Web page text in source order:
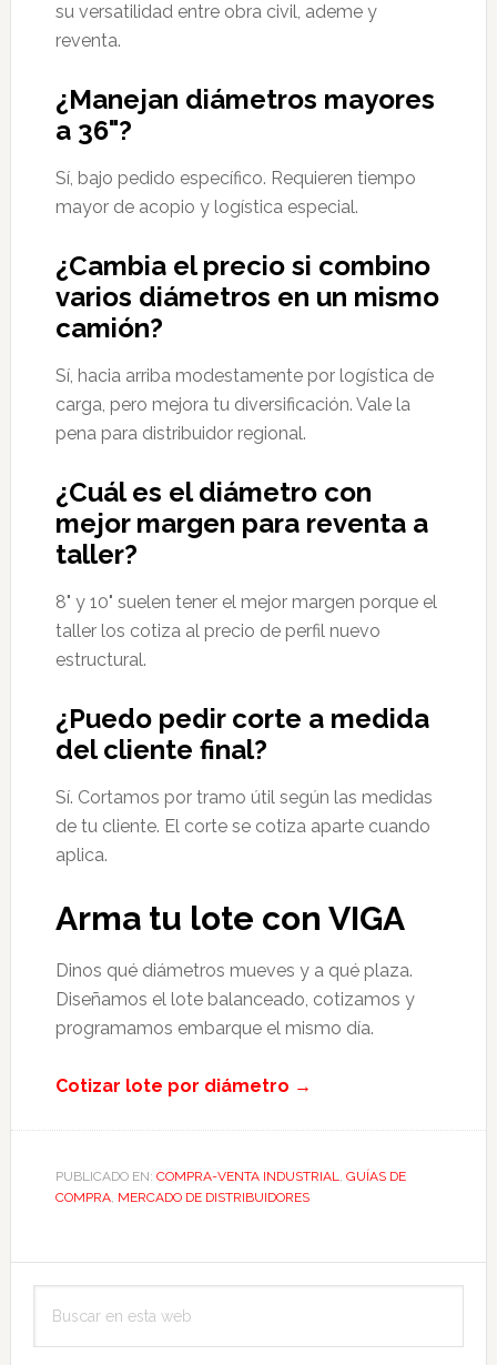
su versatilidad entre obra civil, ademe y
reventa.
¿Manejan diámetros mayores
a 36"?
Sí, bajo pedido específico. Requieren tiempo
mayor de acopio y logística especial.
¿Cambia el precio si combino
varios diámetros en un mismo
camión?
Sí, hacia arriba modestamente por logística de
carga, pero mejora tu diversificación. Vale la
pena para distribuidor regional.
¿Cuál es el diámetro con
mejor margen para reventa a
taller?
8" y 10" suelen tener el mejor margen porque el
taller los cotiza al precio de perfil nuevo
estructural.
¿Puedo pedir corte a medida
del cliente final?
Sí. Cortamos por tramo útil según las medidas
de tu cliente. El corte se cotiza aparte cuando
aplica.
Arma tu lote con VIGA
Dinos qué diámetros mueves y a qué plaza.
Diseñamos el lote balanceado, cotizamos y
programamos embarque el mismo día.
Cotizar lote por diámetro →
PUBLICADO EN: COMPRA-VENTA INDUSTRIAL, GUÍAS DE
COMPRA, MERCADO DE DISTRIBUIDORES
Barra
lateral